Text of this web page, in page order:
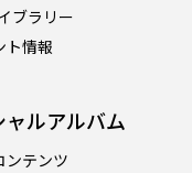
ブラリー
ト情報
ルアルバム
ンテンツ